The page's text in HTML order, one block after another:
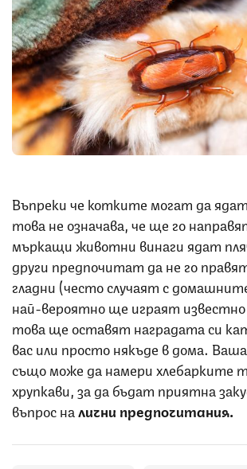
Въпреки че котките могат да ядат
това не означава, че ще го
мъркащи животни винаги ядат
други предпочитат да не го
гладни (често случаят с
най-вероятно ще играят известно
това ще оставят наградата си
вас или просто някъде в дома.
също може да намери хлебарките
хрупкави, за да бъдат приятна
въпрос на лични предпочитания.